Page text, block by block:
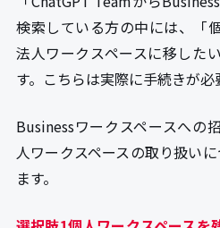
検索している方の中には、「
法人ワークスペースに移した
す。こちらは実際に手続きが必
Businessワークスペースへの
人ワークスペースの取り扱い
ます。